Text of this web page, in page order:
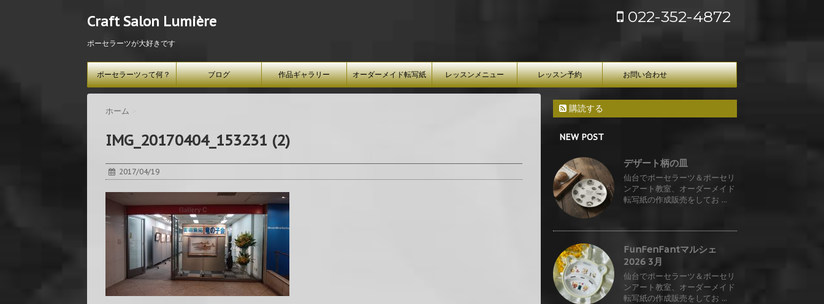
Craft Salon Lumière
ポーセラーツが大好きです
022-352-4872
ポーセラーツって何？ ブログ 作品ギャラリー オーダーメイド転写紙 レッスンメニュー レッスン予約 お問い合わせ
ホーム
IMG_20170404_153231 (2)
2017/04/19
購読する
NEW POST
デザート柄の皿
仙台でポーセラーツ＆ポーセリ
ンアート教室、オーダーメイド
転写紙の作成販売をしてお ...
FunFenFantマルシェ
2026 3月
仙台でポーセラーツ＆ポーセリ
ンアート教室、オーダーメイド
転写紙の作成販売をしてお ...